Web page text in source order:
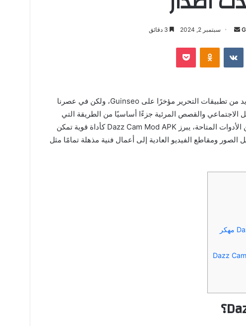
أرسل سبتمبر 2, 2024
Odnoklassniki
بوكيت
تحميل برنامج Dazz Cam مهكر لقد قدمنا ​​العديد من تطبيقات التحرير مؤخرًا على Guinseo، ولكن في عصرنا
والقصص المرئية جزءًا أساسيًا من الطريقة التي
نتواصل بها ونشارك بها حياتنا. من بين العديد من الأدوات المتاحة، يبرز Dazz Cam Mod APK كأداة قوية تمكن
الصور ومقاطع الفيديو العادية إلى أعمال فنية مذهلة تمامًا مثل